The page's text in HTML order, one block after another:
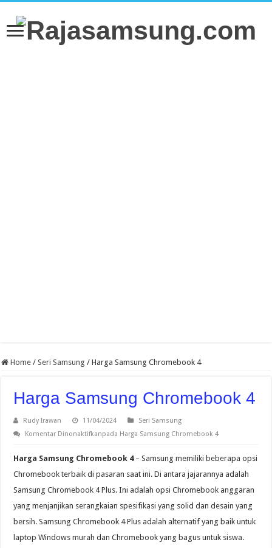
Home / Seri Samsung / Harga Samsung Chromebook 4
Harga Samsung Chromebook 4
Rudy Irawan 11/04/2024
Seri Samsung
Komentar Dinonaktifkanpada Harga Samsung Chromebook 4
Harga Samsung Chromebook 4– Samsung memiliki beberapa opsi
Chromebook terbaik di pasaran saat ini. Di antara jajarannya adalah
Samsung Chromebook 4 Plus. Ini adalah opsi Chromebook anggaran
yang menjanjikan serangkaian spesifikasi yang solid dan desain yang
bersih. Samsung Chromebook 4 Plus adalah alternatif yang baik untuk
laptop Windows murah dan Chromebook yang bagus untuk siswa.